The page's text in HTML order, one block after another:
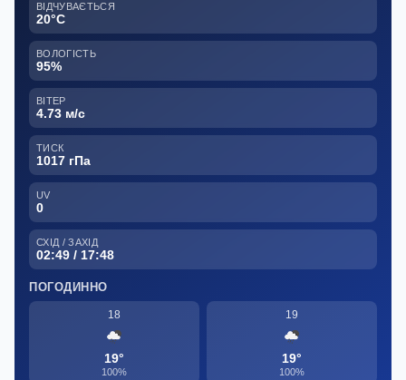
ВІДЧУВАЄТЬСЯ
20°C
ВОЛОГІСТЬ
95%
ВІТЕР
4.73 м/с
ТИСК
1017 гПа
UV
0
СХІД / ЗАХІД
02:49 / 17:48
ПОГОДИННО
18
19°
100%
19
19°
100%